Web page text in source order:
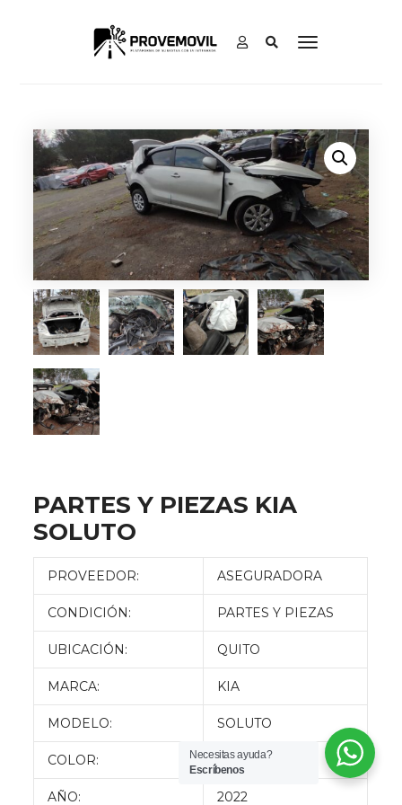
PARTES Y PIEZAS KIA
SOLUTO
PROVEEDOR: ASEGURADORA
CONDICIÓN: PARTES Y PIEZAS
UBICACIÓN: QUITO
MARCA: KIA
MODELO: SOLUTO
COLOR: PLATEADO
AÑO: 2022
Necesitas ayuda?
Escríbenos